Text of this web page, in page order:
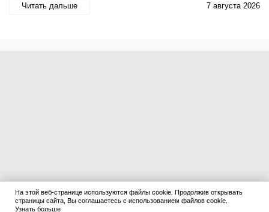
Читать дальше 7 августа 2026
На этой веб-странице используются файлы cookie. Продолжив открывать
страницы сайта, Вы соглашаетесь с использованием файлов cookie.
Узнать больше